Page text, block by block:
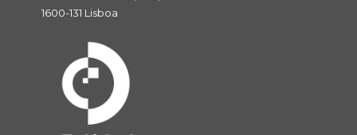
1600-131 Lisboa